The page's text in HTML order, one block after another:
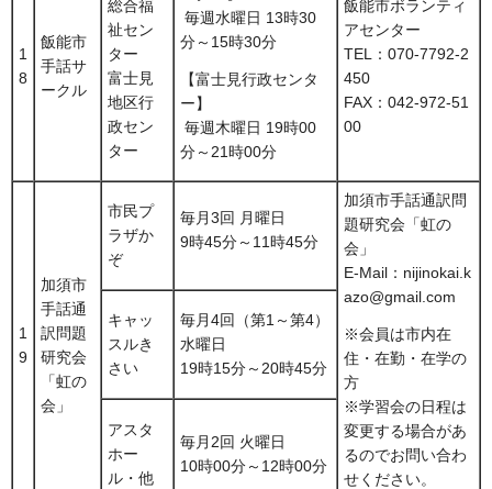
1
8
飯能市
手話サ
ークル
総合福
祉セン
ター
富士見
地区行
政セン
ター
毎週水曜日 13時30
分～15時30分
【富士見行政センタ
ー】
毎週木曜日 19時00
分～21時00分
飯能市ボランティ
アセンター
TEL：070-7792-2
450
FAX：042-972-51
00
1
9
加須市
手話通
訳問題
研究会
「虹の
会」
市民プ
ラザか
ぞ
毎月3回 月曜日
9時45分～11時45分
加須市手話通訳問
題研究会「虹の
会」
E-Mail：nijinokai.k
azo@gmail.com
※会員は市内在
住・在勤・在学の
方
※学習会の日程は
変更する場合があ
るのでお問い合わ
せください。
キャッ
スルき
さい
毎月4回（第1～第4）
水曜日
19時15分～20時45分
アスタ
ホー
ル・他
毎月2回 火曜日
10時00分～12時00分